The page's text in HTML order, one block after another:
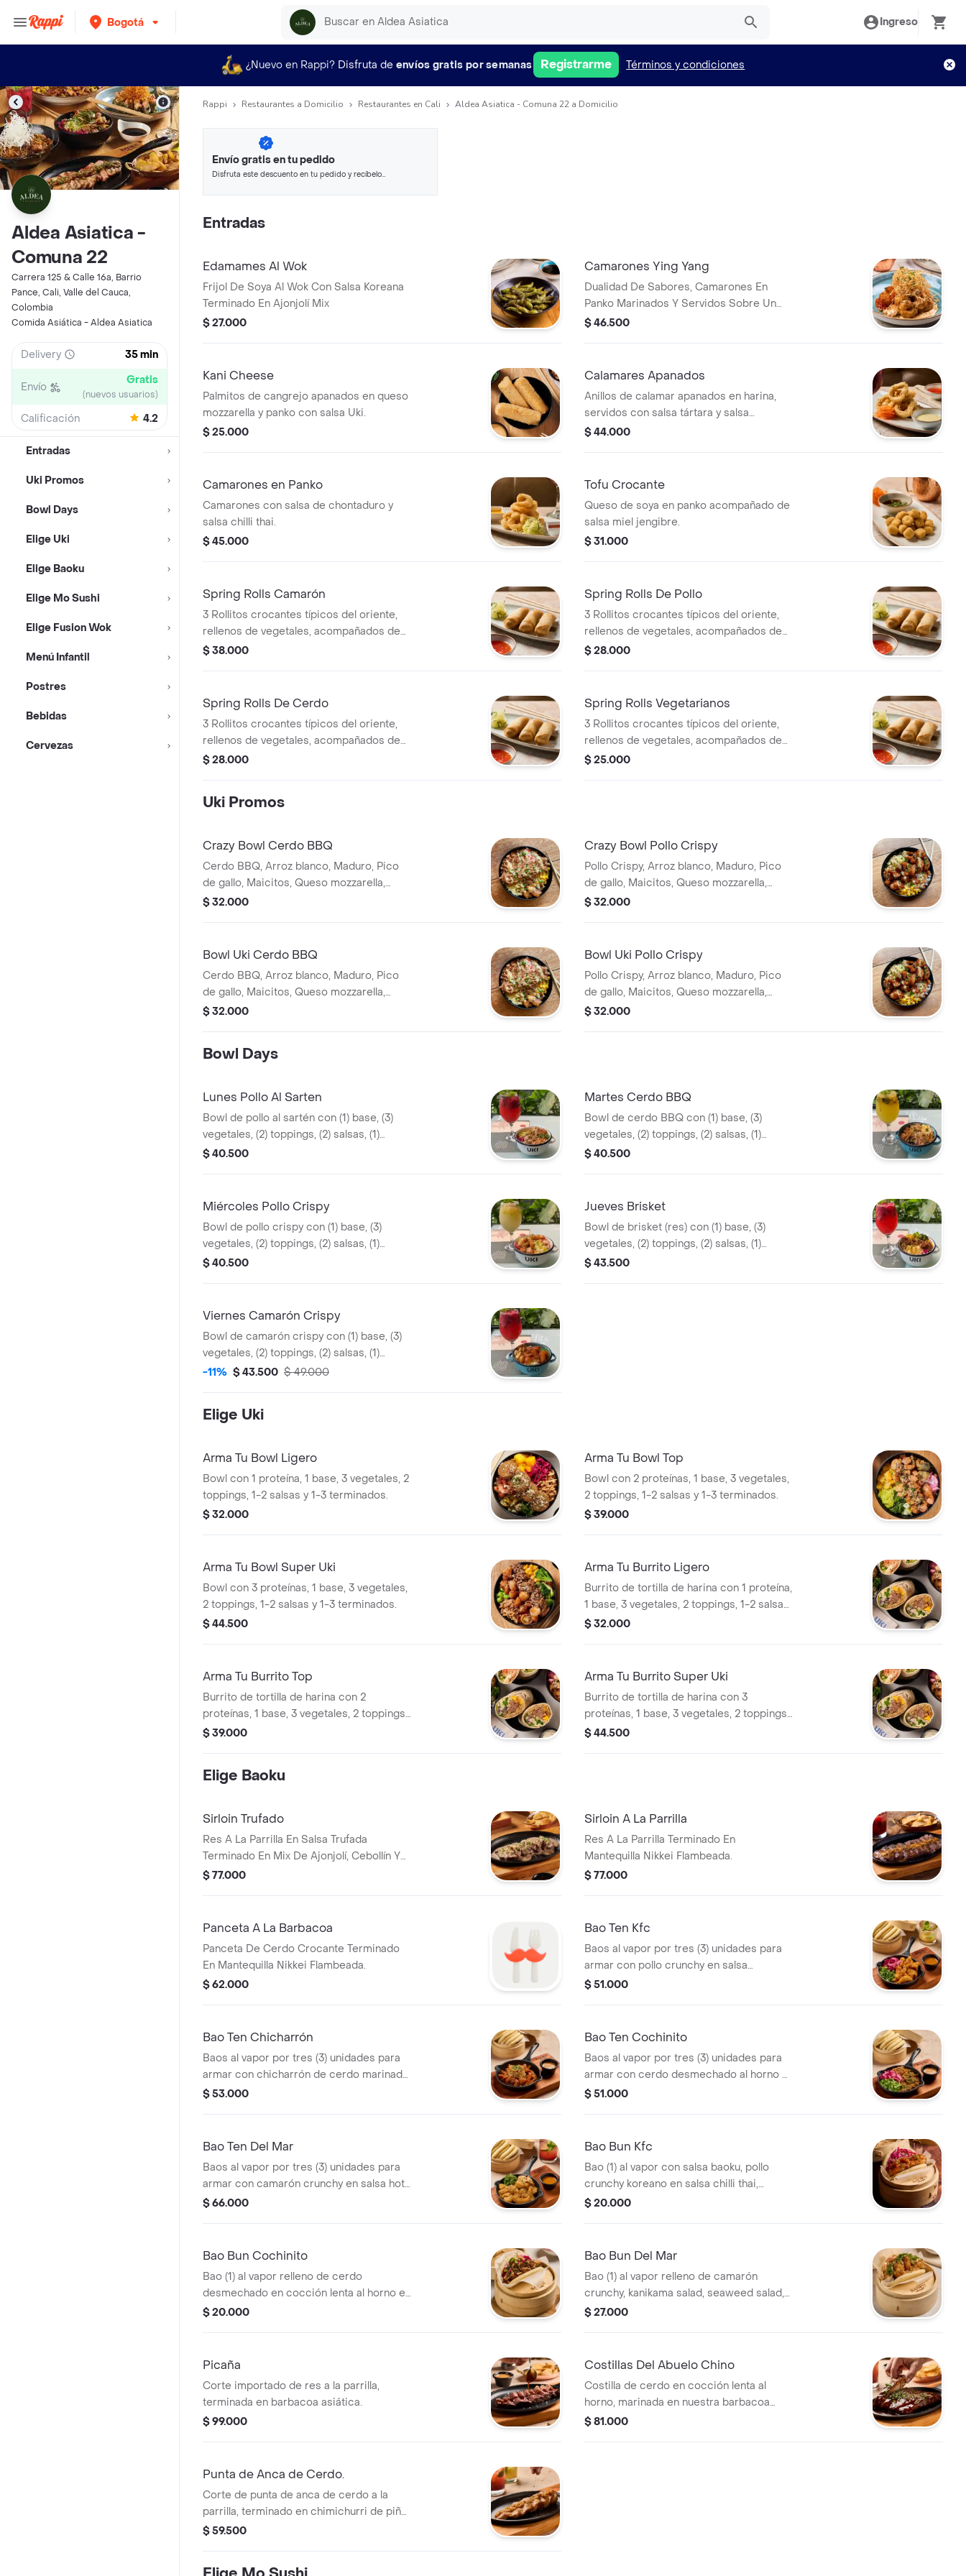
Bogotá Ingreso
¿Nuevo en Rappi? Disfruta de envíos gratis por semanas Registrarme Términos y condiciones
Aldea Asiatica -
Comuna 22
Carrera 125 & Calle 16a, Barrio
Pance, Cali, Valle del Cauca,
Colombia
Comida Asiática - Aldea Asiatica
Delivery 35 min
Envío Gratis
(nuevos usuarios)
Calificación 4.2
Entradas
Uki Promos
Bowl Days
Elige Uki
Elige Baoku
Elige Mo Sushi
Elige Fusion Wok
Menú Infantil
Postres
Bebidas
Cervezas
Rappi Restaurantes a Domicilio Restaurantes en Cali Aldea Asiatica - Comuna 22 a Domicilio
Envío gratis en tu pedido
Disfruta este descuento en tu pedido y recíbelo
Entradas
Edamames Al Wok
Frijol De Soya Al Wok Con Salsa Koreana
Terminado En Ajonjolí Mix
$ 27.000
Camarones Ying Yang
Dualidad De Sabores, Camarones En
Panko Marinados Y Servidos Sobre Un
Espejo Mitad Spicy Mayo y Mitad
$ 46.500
Kani Cheese
Palmitos de cangrejo apanados en queso
mozzarella y panko con salsa Uki.
$ 25.000
Calamares Apanados
Anillos de calamar apanados en harina,
servidos con salsa tártara y salsa
chillimango.
$ 44.000
Camarones en Panko
Camarones con salsa de chontaduro y
salsa chilli thai.
$ 45.000
Tofu Crocante
Queso de soya en panko acompañado de
salsa miel jengibre.
$ 31.000
Spring Rolls Camarón
3 Rollitos crocantes típicos del oriente,
rellenos de vegetales, acompañados de
salsa chillimango.
$ 38.000
Spring Rolls De Pollo
3 Rollitos crocantes típicos del oriente,
rellenos de vegetales, acompañados de
salsa chillimango.
$ 28.000
Spring Rolls De Cerdo
3 Rollitos crocantes típicos del oriente,
rellenos de vegetales, acompañados de
salsa chillimango.
$ 28.000
Spring Rolls Vegetarianos
3 Rollitos crocantes típicos del oriente,
rellenos de vegetales, acompañados de
salsa chillimango.
$ 25.000
Uki Promos
Crazy Bowl Cerdo BBQ
Cerdo BBQ, Arroz blanco, Maduro, Pico
de gallo, Maicitos, Queso mozzarella,
Cebolla crocante, Salsa tartara, Salsa Uki,
$ 32.000
Crazy Bowl Pollo Crispy
Pollo Crispy, Arroz blanco, Maduro, Pico
de gallo, Maicitos, Queso mozzarella,
Cebolla crocante, Salsa tartara, Salsa Uki,
$ 32.000
Bowl Uki Cerdo BBQ
Cerdo BBQ, Arroz blanco, Maduro, Pico
de gallo, Maicitos, Queso mozzarella,
Cebolla crocante, Salsa tartara, Salsa Uki,
$ 32.000
Bowl Uki Pollo Crispy
Pollo Crispy, Arroz blanco, Maduro, Pico
de gallo, Maicitos, Queso mozzarella,
Cebolla crocante, Salsa tartara, Salsa Uki,
$ 32.000
Bowl Days
Lunes Pollo Al Sarten
Bowl de pollo al sartén con (1) base, (3)
vegetales, (2) toppings, (2) salsas, (1)
terminado y bebida a elección.
$ 40.500
Martes Cerdo BBQ
Bowl de cerdo BBQ con (1) base, (3)
vegetales, (2) toppings, (2) salsas, (1)
terminado y bebida a elección.
$ 40.500
Miércoles Pollo Crispy
Bowl de pollo crispy con (1) base, (3)
vegetales, (2) toppings, (2) salsas, (1)
terminado y bebida a elección.
$ 40.500
Jueves Brisket
Bowl de brisket (res) con (1) base, (3)
vegetales, (2) toppings, (2) salsas, (1)
terminado y bebida a elección.
$ 43.500
Viernes Camarón Crispy
Bowl de camarón crispy con (1) base, (3)
vegetales, (2) toppings, (2) salsas, (1)
terminado y bebida a elección.
-11% $ 43.500 $ 49.000
Elige Uki
Arma Tu Bowl Ligero
Bowl con 1 proteína, 1 base, 3 vegetales, 2
toppings, 1-2 salsas y 1-3 terminados.
$ 32.000
Arma Tu Bowl Top
Bowl con 2 proteínas, 1 base, 3 vegetales,
2 toppings, 1-2 salsas y 1-3 terminados.
$ 39.000
Arma Tu Bowl Super Uki
Bowl con 3 proteínas, 1 base, 3 vegetales,
2 toppings, 1-2 salsas y 1-3 terminados.
$ 44.500
Arma Tu Burrito Ligero
Burrito de tortilla de harina con 1 proteína,
1 base, 3 vegetales, 2 toppings, 1-2 salsas
y 1-3 terminados.
$ 32.000
Arma Tu Burrito Top
Burrito de tortilla de harina con 2
proteínas, 1 base, 3 vegetales, 2 toppings,
1-2 salsas y 1-3 terminados.
$ 39.000
Arma Tu Burrito Super Uki
Burrito de tortilla de harina con 3
proteínas, 1 base, 3 vegetales, 2 toppings,
1-2 salsas y 1-3 terminados.
$ 44.500
Elige Baoku
Sirloin Trufado
Res A La Parrilla En Salsa Trufada
Terminado En Mix De Ajonjolí, Cebollín Y
Parmesano.
$ 77.000
Sirloin A La Parrilla
Res A La Parrilla Terminado En
Mantequilla Nikkei Flambeada.
$ 77.000
Panceta A La Barbacoa
Panceta De Cerdo Crocante Terminado
En Mantequilla Nikkei Flambeada.
$ 62.000
Bao Ten Kfc
Baos al vapor por tres (3) unidades para
armar con pollo crunchy en salsa
chillimango, lechuga, vegetales
$ 51.000
Bao Ten Chicharrón
Baos al vapor por tres (3) unidades para
armar con chicharrón de cerdo marinado
en barbacoa asiática, lechuga, repollo,
$ 53.000
Bao Ten Cochinito
Baos al vapor por tres (3) unidades para
armar con cerdo desmechado al horno a
la barbacoa asiática con lechuga,
$ 51.000
Bao Ten Del Mar
Baos al vapor por tres (3) unidades para
armar con camarón crunchy en salsa hot
mayo, kanikama salad, seaweed salad,
$ 66.000
Bao Bun Kfc
Bao (1) al vapor con salsa baoku, pollo
crunchy koreano en salsa chilli thai,
repollo marinado, ajonjolí mix y cilantro.
$ 20.000
Bao Bun Cochinito
Bao (1) al vapor relleno de cerdo
desmechado en cocción lenta al horno en
barbacoa asiática, con salsa baoku,
$ 20.000
Bao Bun Del Mar
Bao (1) al vapor relleno de camarón
crunchy, kanikama salad, seaweed salad,
salsa hot mayo y ajonjolí mix.
$ 27.000
Picaña
Corte importado de res a la parrilla,
terminada en barbacoa asiática.
$ 99.000
Costillas Del Abuelo Chino
Costilla de cerdo en cocción lenta al
horno, marinada en nuestra barbacoa
asiática, ajonjolí y cebollín.
$ 81.000
Punta de Anca de Cerdo.
Corte de punta de anca de cerdo a la
parrilla, terminado en chimichurri de piña
y cilantro.
$ 59.500